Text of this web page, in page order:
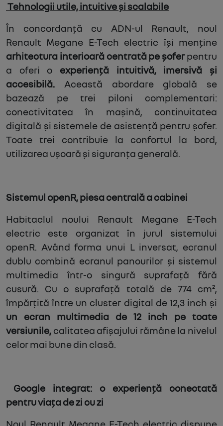
Tehnologii utile, intuitive și scalabile
În concordanță cu ADN-ul Renault, noul
Renault Megane E-Tech electric își menține
arhitectura interioară centrată pe șoferpentru
a oferi o experiență intuitivă, imersivă și
accesibilă. Această abordare globală se
bazează pe trei piloni complementari:
conectivitatea în mașină, continuitatea
digitală și sistemele de asistență pentru șofer.
Toate trei contribuie la confortul la bord,
utilizarea ușoară și siguranța generală.
Sistemul openR, piesa centrală a cabinei
Habitaclul noului Renault Megane E-Tech
electric este organizat în jurul sistemului
openR. Având forma unui L inversat, ecranul
dublu combină ecranul panourilor și sistemul
multimedia într-o singură suprafață fără
cusură. Cu o suprafață totală de 774 cm²,
împărțită între un cluster digital de 12,3 inch și
un ecran multimedia de 12 inch pe toate
versiunile, calitatea afișajului rămâne la nivelul
celor mai bune din clasă.
Google integrat: o experiență conectată
pentru viața de zi cu zi
Noul Renault Megane E-Tech electric dispune